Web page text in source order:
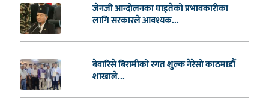
जेनजी आन्दोलनका घाइतेको प्रभावकारीका
लागि सरकारले आवश्यक...
बेवारिसे बिरामीको रगत शुल्क नेरेसो काठमाडौँ
शाखाले...